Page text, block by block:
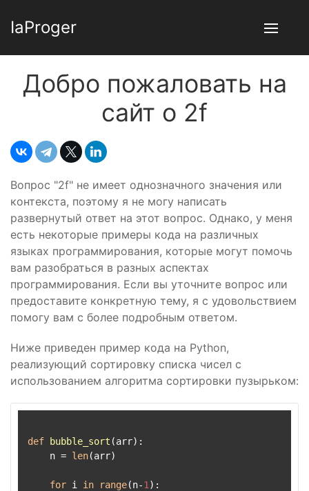
IaProger
Добро пожаловать на
сайт о 2f
Вопрос "2f" не имеет однозначного значения или
контекста, поэтому я не могу написать
развернутый ответ на этот вопрос. Однако, у меня
есть некоторые примеры кода на различных
языках программирования, которые могут помочь
вам разобраться в разных аспектах
программирования. Если вы уточните вопрос или
предоставите конкретную тему, я с удовольствием
помогу вам с более подробным ответом.
Ниже приведен пример кода на Python,
реализующий сортировку списка чисел с
использованием алгоритма сортировки пузырьком:
def bubble_sort (arr):
    n =
len(arr)
for i in range(n-1 ):